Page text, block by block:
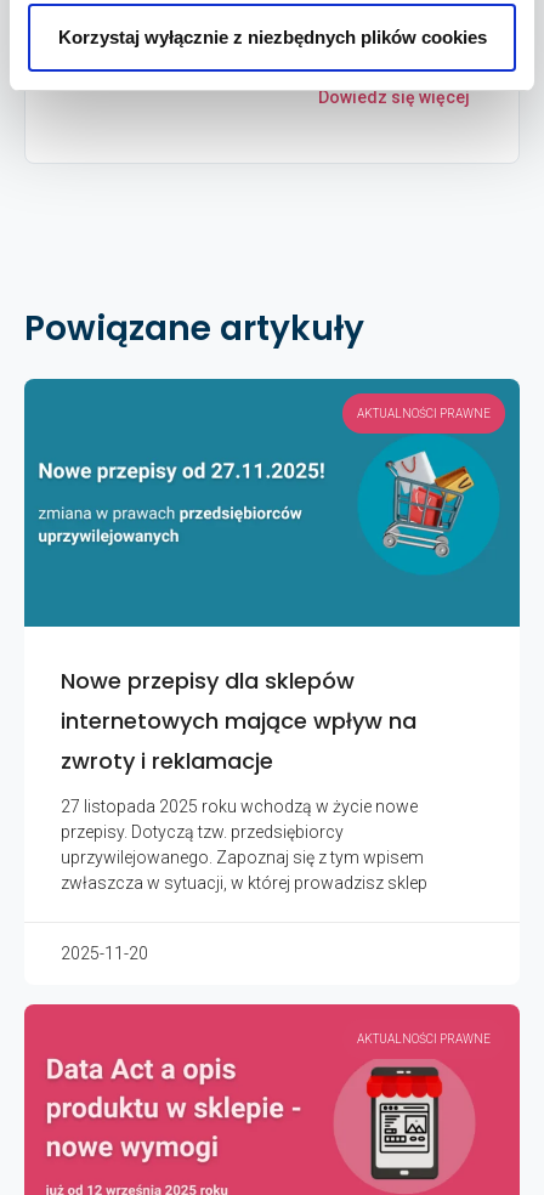
Korzystaj wyłącznie z niezbędnych plików cookies
Rozpocznij generowanie
Dowiedz się więcej
Powiązane artykuły
AKTUALNOŚCI PRAWNE
Nowe przepisy dla sklepów
internetowych mające wpływ na
zwroty i reklamacje
27 listopada 2025 roku wchodzą w życie nowe
przepisy. Dotyczą tzw. przedsiębiorcy
uprzywilejowanego. Zapoznaj się z tym wpisem
zwłaszcza w sytuacji, w której prowadzisz sklep
2025-11-20
AKTUALNOŚCI PRAWNE